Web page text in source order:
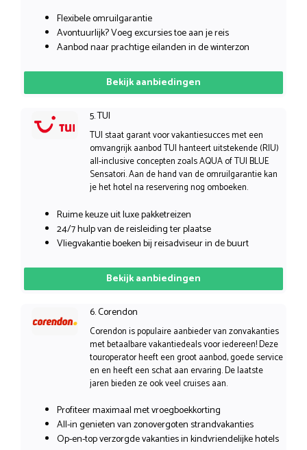
Flexibele omruilgarantie
Avontuurlijk? Voeg excursies toe aan je reis
Aanbod naar prachtige eilanden in de winterzon
Bekijk aanbiedingen
5. TUI
TUI staat garant voor vakantiesucces met een
omvangrijk aanbod TUI hanteert uitstekende (RIU)
all-inclusive concepten zoals AQUA of TUI BLUE
Sensatori. Aan de hand van de omruilgarantie kan
je het hotel na reservering nog omboeken.
Ruime keuze uit luxe pakketreizen
24/7 hulp van de reisleiding ter plaatse
Vliegvakantie boeken bij reisadviseur in de buurt
Bekijk aanbiedingen
6. Corendon
Corendon is populaire aanbieder van zonvakanties
met betaalbare vakantiedeals voor iedereen! Deze
touroperator heeft een groot aanbod, goede service
en en heeft een schat aan ervaring. De laatste
jaren bieden ze ook veel cruises aan.
Profiteer maximaal met vroegboekkorting
All-in genieten van zonovergoten strandvakanties
Op-en-top verzorgde vakanties in kindvriendelijke hotels